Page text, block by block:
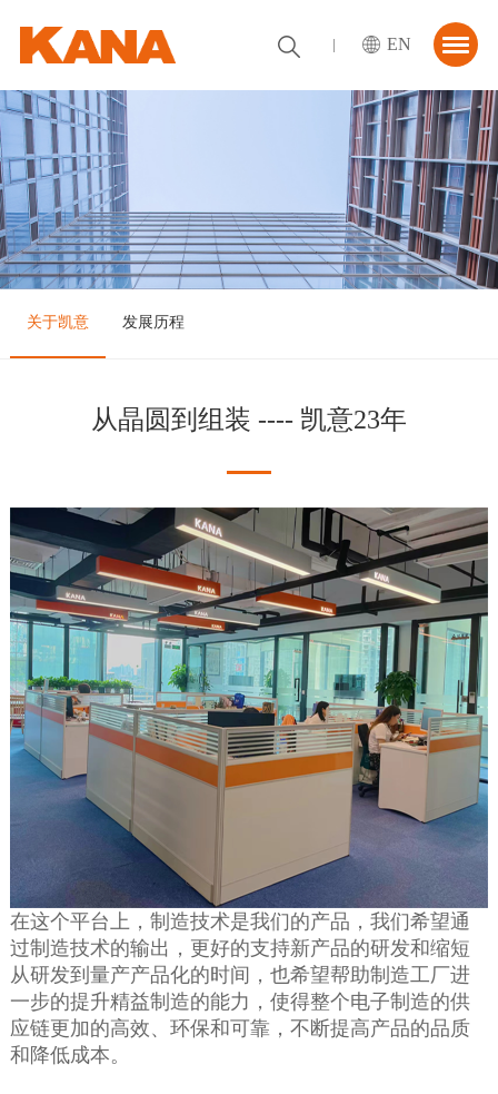
EN
首页
关于我们
决方案
资讯中心
关于凯意 发展历程
从晶圆到组装 ---- 凯意23年
在这个平台上，制造技术是我们的产品，我们希望通
过制造技术的输出，更好的支持新产品的研发和缩短
从研发到量产产品化的时间，也希望帮助制造工厂进
一步的提升精益制造的能力，使得整个电子制造的供
应链更加的高效、环保和可靠，不断提高产品的品质
和降低成本。